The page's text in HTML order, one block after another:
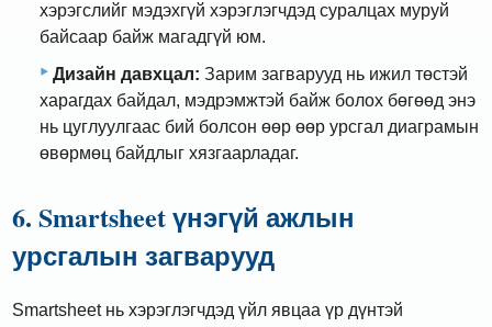
хэрэгслийг мэдэхгүй хэрэглэгчдэд суралцах муруй
байсаар байж магадгүй юм.
Дизайн давхцал: Зарим загварууд нь ижил төстэй
харагдах байдал, мэдрэмжтэй байж болох бөгөөд энэ
нь цуглуулгаас бий болсон өөр өөр урсгал диаграмын
өвөрмөц байдлыг хязгаарладаг.
6. Smartsheet үнэгүй ажлын
урсгалын загварууд
Smartsheet нь хэрэглэгчдэд үйл явцаа үр дүнтэй